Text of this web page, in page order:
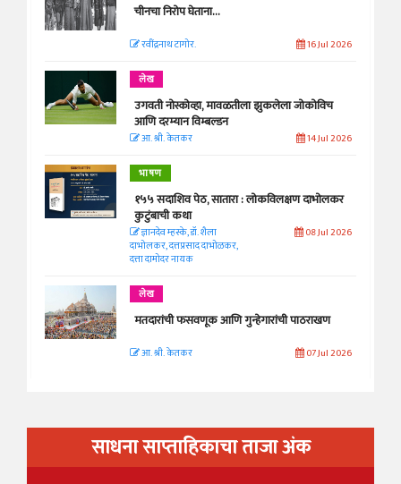
चीनचा निरोप घेताना...
रवींद्रनाथ टागोर. 16 Jul 2026
लेख
उगवती नोस्कोव्हा, मावळतीला झुकलेला जोकोविच
आणि दरम्यान विम्बल्डन
आ. श्री. केतकर 14 Jul 2026
भाषण
१५५ सदाशिव पेठ, सातारा : लोकविलक्षण दाभोलकर
कुटुंबाची कथा
ज्ञानदेव म्हस्के, डॉ. शैला
दाभोलकर, दत्तप्रसाद दाभोळकर,
दत्ता दामोदर नायक
08 Jul 2026
लेख
मतदारांची फसवणूक आणि गुन्हेगारांची पाठराखण
आ. श्री. केतकर 07 Jul 2026
साधना साप्ताहिकाचा ताजा अंक